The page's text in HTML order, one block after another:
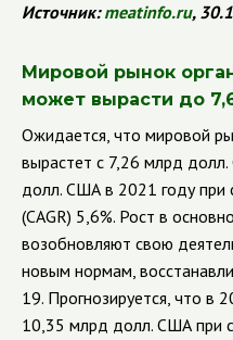
Источник:meatinfo.ru,
Мировой рынок
может вырасти до
Ожидается, что мировой
вырастет с 7,26 млрд
долл. США в 2021 году при
(CAGR) 5,6%. Рост в
возобновляют свою
новым нормам,
19. Прогнозируется, что в
10,35 млрд долл. США при